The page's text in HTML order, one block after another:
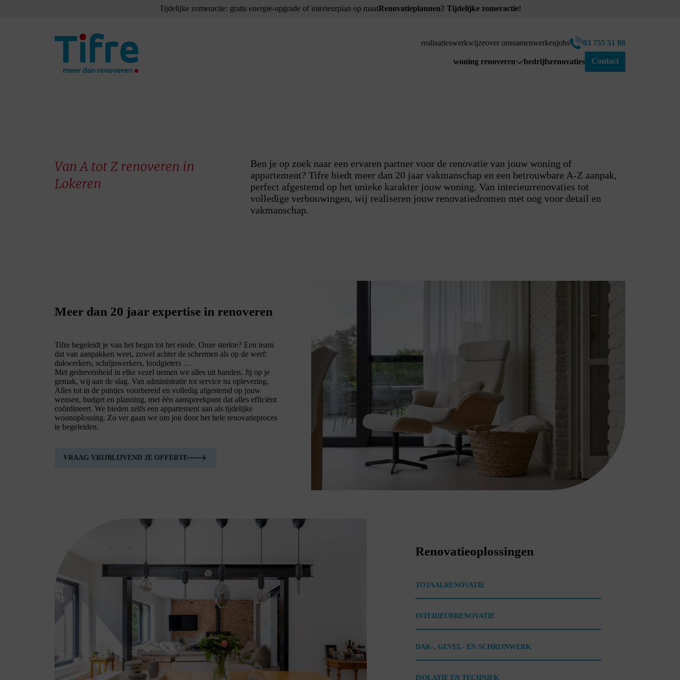
Tijdelijke zomeractie: gratis energie-upgrade of interieurplan op maatRenovatieplannen? Tijdelijke zomeractie!
realisatieswerkwijzeover onssamenwerkenjobs 03 755 51 08
woning renoveren bedrijfsrenovaties Contact
Van A tot Z renoveren in
Lokeren
Ben je op zoek naar een ervaren partner voor de renovatie van jouw woning of
appartement? Tifre biedt meer dan 20 jaar vakmanschap en een betrouwbare A-Z aanpak,
perfect afgestemd op het unieke karakter jouw woning. Van interieurrenovaties tot
volledige verbouwingen, wij realiseren jouw renovatiedromen met oog voor detail en
vakmanschap.
Meer dan 20 jaar expertise in renoveren
Tifre begeleidt je van het begin tot het einde. Onze sterkte? Een team
dat van aanpakken weet, zowel achter de schermen als op de werf:
dakwerkers, schrijnwerkers, loodgieters …
Met gedrevenheid in elke vezel nemen we alles uit handen. Jij op je
gemak, wij aan de slag. Van administratie tot service na oplevering.
Alles tot in de puntjes voorbereid en volledig afgestemd op jouw
wensen, budget en planning, met één aanspreekpunt dat alles efficiënt
coördineert. We bieden zelfs een appartement aan als tijdelijke
woonoplossing. Zo ver gaan we om jou door het hele renovatieproces
te begeleiden.
VRAAG VRIJBLIJVEND JE OFFERTE
Renovatieoplossingen
TOTAALRENOVATIE
INTERIEURRENOVATIE
DAK-, GEVEL- EN SCHRIJNWERK
ISOLATIE EN TECHNIEK